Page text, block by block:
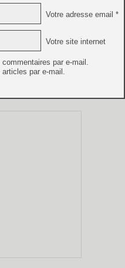
Votre adresse email *
Votre site internet
par e-mail.
par e-mail.